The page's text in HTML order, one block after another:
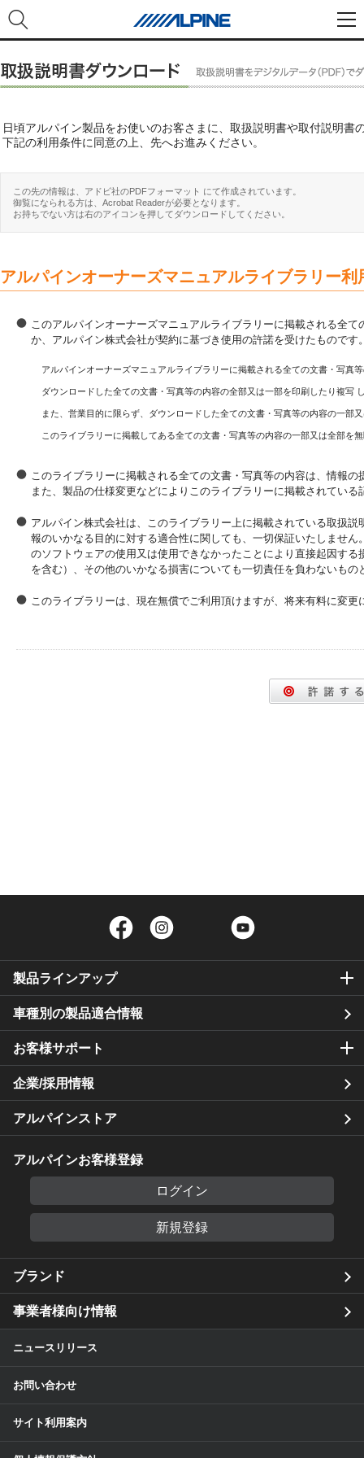
日頃アルパイン製品をお使いのお客さまに、取扱説明書や取付説明書
下記の利用条件に同意の上、先へお進みください。
この先の情報は、アドビ社のPDFフォーマット にて作成されています。
御覧になられる方は、Acrobat Readerが必要となります。
お持ちでない方は右のアイコンを押してダウンロードしてください。
アルパインオーナーズマニュアルライブラリー利
このアルパインオーナーズマニュアルライブラリーに掲載される全
か、アルパイン株式会社が契約に基づき使用の許諾を受けたもので
アルパインオーナーズマニュアルライブラリーに掲載される全ての文書・写真
ダウンロードした全ての文書・写真等の内容の全部又は一部を印刷したり複写
また、営業目的に限らず、ダウンロードした全ての文書・写真等の内容の一
このライブラリーに掲載してある全ての文書・写真等の内容の一部又は全部を
このライブラリーに掲載される全ての文書・写真等の内容は、情報
また、製品の仕様変更などによりこのライブラリーに掲載されてい
アルパイン株式会社は、このライブラリー上に掲載されている取扱
報のいかなる目的に対する適合性に関しても、一切保証いたしませ
のソフトウェアの使用又は使用できなかったことにより直接起因す
を含む）、その他のいかなる損害についても一切責任を負わないもの
このライブラリーは、現在無償でご利用頂けますが、将来有料に変
Facebook Twitter
製品ラインアップ
車種別の製品適合情報
お客様サポート
企業/採用情報
アルパインストア
アルパインお客様登録
ログイン
新規登録
ブランド
事業者様向け情報
ニュースリリース
お問い合わせ
サイト利用案内